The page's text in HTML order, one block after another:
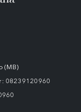
(MB)
08239120960